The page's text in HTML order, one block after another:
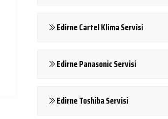
Edirne Cartel Klima Servisi
Edirne Panasonic Servisi
Edirne Toshiba Servisi